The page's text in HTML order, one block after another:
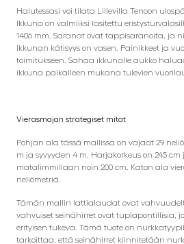
Halutessasi voi tilata Lillevilla Tenoon
Ikkuna on valmiiksi lasitettu
1406 mm. Saranat ovat tappisaranoita, ja
Ikkunan kätisyys on vasen. Painikkeet ja
toimitukseen. Sahaa ikkunalle aukko
ikkuna paikalleen mukana tulevien
Vierasmajan strategiset mitat
Pohjan ala tässä mallissa on vajaat 29
m ja syvyyden 4 m. Harjakorkeus on 245
matalimmillaan noin 200 cm. Katon ala
neliömetriä.
Tämän mallin lattialaudat ovat
vahvuiset seinähirret ovat tuplapontillisia,
erityisen tukeva. Tämä tuote on
tarkoittaa, että seinähirret kiinnitetään